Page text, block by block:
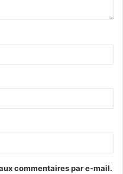
commentaires par e-mail.